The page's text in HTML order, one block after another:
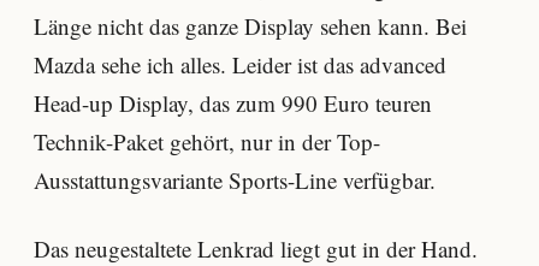
Länge nicht das ganze Display sehen kann. Bei
Mazda sehe ich alles. Leider ist das advanced
Head-up Display, das zum 990 Euro teuren
Technik-Paket gehört, nur in der Top-
Ausstattungsvariante Sports-Line verfügbar.
Das neugestaltete Lenkrad liegt gut in der Hand.